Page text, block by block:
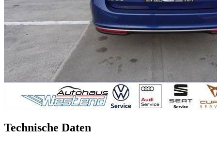
Technische Daten